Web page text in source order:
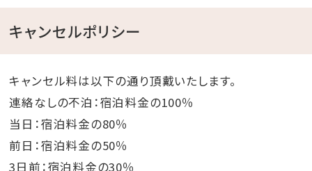
キャンセルポリシー
キャンセル料は以下の通り頂戴いたします。
連絡なしの不泊：宿泊料金の100％
当日：宿泊料金の80％
前日：宿泊料金の50％
3日前：宿泊料金の30％